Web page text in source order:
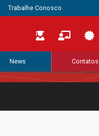
Trabalhe Conosco
News Contatos